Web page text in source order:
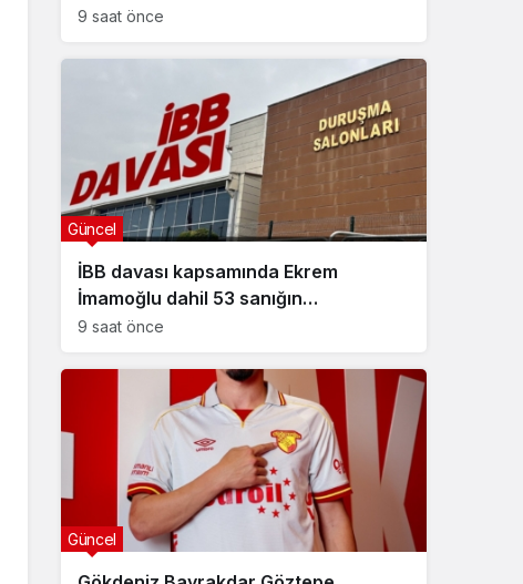
Detayları
9 saat önce
İBB davası kapsamında Ekrem
İmamoğlu dahil 53 sanığın
tutukluluğuna devam kararı
9 saat önce
Güncel
Güncel